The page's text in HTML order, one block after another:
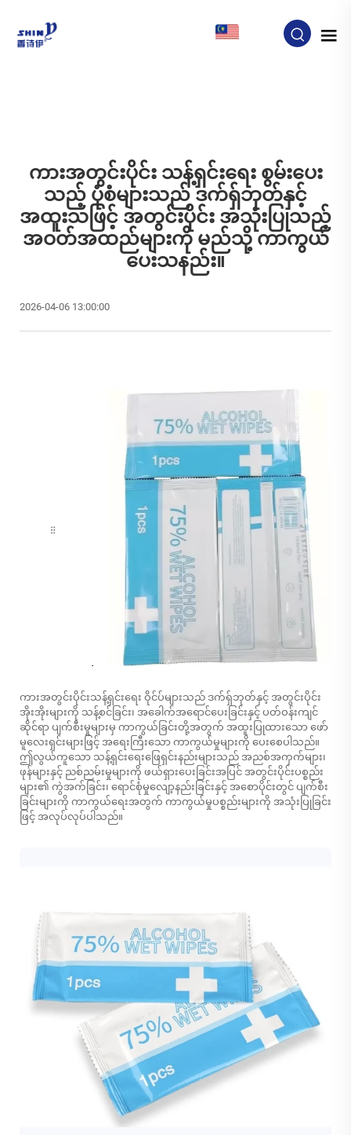
ကားအတွင်းပိုင်း သန့်ရှင်းရေး စွမ်းပေး
သည့် ပုံစံများသည် ဒက်ရှ်ဘုတ်နှင့်
အထူးသဖြင့် အတွင်းပိုင်း အသုံးပြုသည့်
အဝတ်အထည်များကို မည်သို့ ကာကွယ်
ပေးသနည်း။
2026-04-06 13:00:00
ကားအတွင်းပိုင်းသန့်ရှင်းရေး ဝိုင်ပ်များသည် ဒက်ရှ်ဘုတ်နှင့် အတွင်းပိုင်း
အိုးအိုးများကို သန့်စင်ခြင်း၊ အခေါက်အရောင်ပေးခြင်းနှင့် ပတ်ဝန်းကျင်
ဆိုင်ရာ ပျက်စီးမှုများမှ ကာကွယ်ခြင်းတို့အတွက် အထူးပြုထားသော ဖော်
မူလေးရှင်းများဖြင့် အရေးကြီးသော ကာကွယ်မှုများကို ပေးစေပါသည်။
ဤလွယ်ကူသော သန့်ရှင်းရေးဖြေရှင်းနည်းများသည် အညစ်အကှက်များ၊
ဖုန်များနှင့် ညစ်ညမ်းမှုများကို ဖယ်ရှားပေးခြင်းအပြင် အတွင်းပိုင်းပစ္စည်း
များ၏ ကွဲအက်ခြင်း၊ ရောင်စုံမှုလျော့နည်းခြင်းနှင့် အစောပိုင်းတွင် ပျက်စီး
ခြင်းများကို ကာကွယ်ရေးအတွက် ကာကွယ်မှုပစ္စည်းများကို အသုံးပြုခြင်း
ဖြင့် အလုပ်လုပ်ပါသည်။